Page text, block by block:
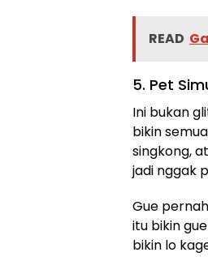
READ
5. Pet
Ini bukan
bikin
singkong,
jadi nggak
Gue
itu bikin
bikin lo